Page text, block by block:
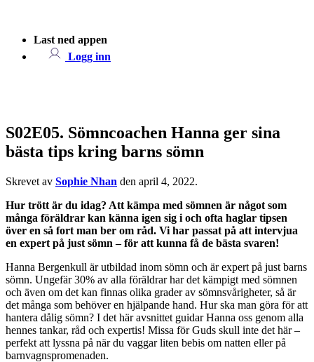
Last ned appen
Logg inn
S02E05. Sömncoachen Hanna ger sina
bästa tips kring barns sömn
Skrevet av Sophie Nhan den april 4, 2022.
Hur trött är du idag? Att kämpa med sömnen är något som
många föräldrar kan känna igen sig i och ofta haglar tipsen
över en så fort man ber om råd. Vi har passat på att intervjua
en expert på just sömn – för att kunna få de bästa svaren!
Hanna Bergenkull är utbildad inom sömn och är expert på just barns
sömn. Ungefär 30% av alla föräldrar har det kämpigt med sömnen
och även om det kan finnas olika grader av sömnsvårigheter, så är
det många som behöver en hjälpande hand. Hur ska man göra för att
hantera dålig sömn? I det här avsnittet guidar Hanna oss genom alla
hennes tankar, råd och expertis! Missa för Guds skull inte det här –
perfekt att lyssna på när du vaggar liten bebis om natten eller på
barnvagnspromenaden.